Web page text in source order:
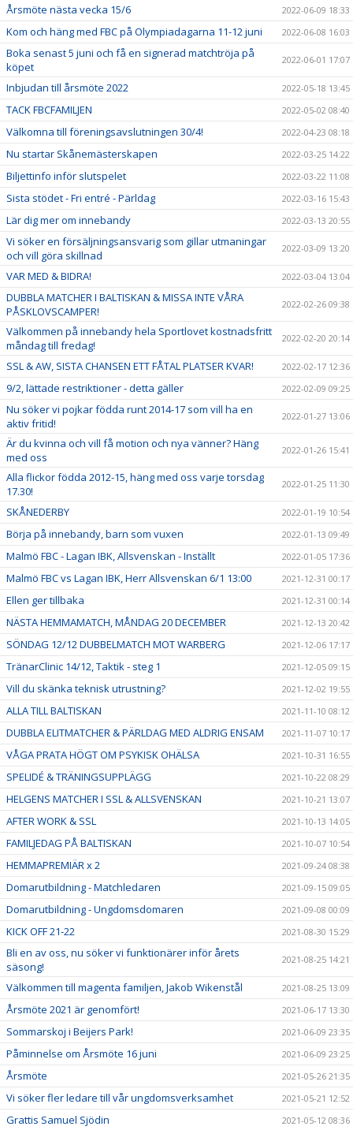
Årsmöte nästa vecka 15/6 2022-06-09 18:33
Kom och häng med FBC på Olympiadagarna 11-12 juni 2022-06-08 16:03
Boka senast 5 juni och få en signerad matchtröja på
köpet
2022-06-01 17:07
Inbjudan till årsmöte 2022 2022-05-18 13:45
TACK FBCFAMILJEN 2022-05-02 08:40
Välkomna till föreningsavslutningen 30/4! 2022-04-23 08:18
Nu startar Skånemästerskapen 2022-03-25 14:22
Biljettinfo inför slutspelet 2022-03-22 11:08
Sista stödet - Fri entré - Pärldag 2022-03-16 15:43
Lär dig mer om innebandy 2022-03-13 20:55
Vi söker en försäljningsansvarig som gillar utmaningar
och vill göra skillnad
2022-03-09 13:20
VAR MED & BIDRA! 2022-03-04 13:04
DUBBLA MATCHER I BALTISKAN & MISSA INTE VÅRA
PÅSKLOVSCAMPER!
2022-02-26 09:38
Välkommen på innebandy hela Sportlovet kostnadsfritt
måndag till fredag!
2022-02-20 20:14
SSL & AW, SISTA CHANSEN ETT FÅTAL PLATSER KVAR! 2022-02-17 12:36
9/2, lättade restriktioner - detta gäller 2022-02-09 09:25
Nu söker vi pojkar födda runt 2014-17 som vill ha en
aktiv fritid!
2022-01-27 13:06
Är du kvinna och vill få motion och nya vänner? Häng
med oss
2022-01-26 15:41
Alla flickor födda 2012-15, häng med oss varje torsdag
17.30!
2022-01-25 11:30
SKÅNEDERBY 2022-01-19 10:54
Börja på innebandy, barn som vuxen 2022-01-13 09:49
Malmö FBC - Lagan IBK, Allsvenskan - Inställt 2022-01-05 17:36
Malmö FBC vs Lagan IBK, Herr Allsvenskan 6/1 13:00 2021-12-31 00:17
Ellen ger tillbaka 2021-12-31 00:14
NÄSTA HEMMAMATCH, MÅNDAG 20 DECEMBER 2021-12-13 20:42
SÖNDAG 12/12 DUBBELMATCH MOT WARBERG 2021-12-06 17:17
TränarClinic 14/12, Taktik - steg 1 2021-12-05 09:15
Vill du skänka teknisk utrustning? 2021-12-02 19:55
ALLA TILL BALTISKAN 2021-11-10 08:12
DUBBLA ELITMATCHER & PÄRLDAG MED ALDRIG ENSAM 2021-11-07 10:17
VÅGA PRATA HÖGT OM PSYKISK OHÄLSA 2021-10-31 16:55
SPELIDÉ & TRÄNINGSUPPLÄGG 2021-10-22 08:29
HELGENS MATCHER I SSL & ALLSVENSKAN 2021-10-21 13:07
AFTER WORK & SSL 2021-10-13 14:05
FAMILJEDAG PÅ BALTISKAN 2021-10-07 10:54
HEMMAPREMIÄR x 2 2021-09-24 08:38
Domarutbildning - Matchledaren 2021-09-15 09:05
Domarutbildning - Ungdomsdomaren 2021-09-08 00:09
KICK OFF 21-22 2021-08-30 15:29
Bli en av oss, nu söker vi funktionärer inför årets
säsong!
2021-08-25 14:21
Välkommen till magenta familjen, Jakob Wikenstål 2021-08-25 13:09
Årsmöte 2021 är genomfört! 2021-06-17 13:30
Sommarskoj i Beijers Park! 2021-06-09 23:35
Påminnelse om Årsmöte 16 juni 2021-06-09 23:25
Årsmöte 2021-05-26 21:35
Vi söker fler ledare till vår ungdomsverksamhet 2021-05-21 12:52
Grattis Samuel Sjödin 2021-05-12 08:36